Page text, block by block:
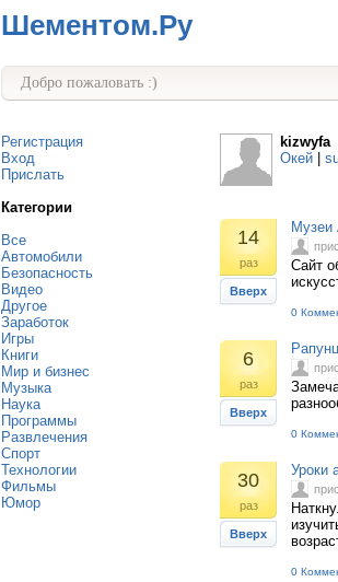
Шементом.Ру
Добро пожаловать :)
Регистрация
Вход
Прислать
Категории
Все
Автомобили
Безопасность
Видео
Другое
Заработок
Игры
Книги
Мир и бизнес
Музыка
Наука
Программы
Развлечения
Спорт
Технологии
Фильмы
Юмор
kizwyfa
Окей
14
раз
Вверх
Музеи
Сайт
0
6
раз
Вверх
0
30
раз
Вверх
Уроки
0